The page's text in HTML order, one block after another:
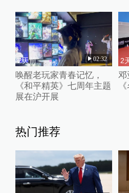
2天前 02:32
唤醒老玩家青春记忆，
《和平精英》七周年主题
展在沪开展
2
邓
热门推荐